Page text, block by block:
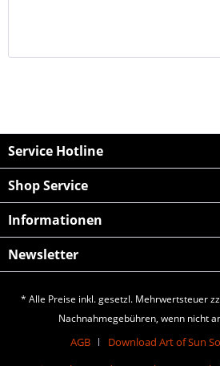
Service Hotline
Shop Service
Informationen
Newsletter
* Alle Preise inkl. gesetzl. Mehrwertsteuer
Nachnahmegebühren, wenn nicht
AGB
Download Art of Sun